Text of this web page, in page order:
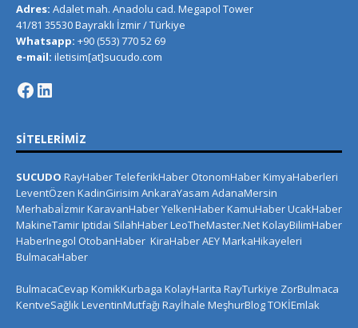
Adres: Adalet mah. Anadolu cad. Megapol Tower
41/81 35530 Bayraklı İzmir / Türkiye
Whatsapp: +90 (553) 770 52 69
e-mail: iletisim[at]sucudo.com
SITELERIMIZ
SUCUDO RayHaberTeleferikHaber OtonomHaberKimyaHaberleri
LeventÖzen KadinGirisim AnkaraYasam AdanaMersin
MerhabaİzmirKaravanHaberYelkenHaberKamuHaberUcakHaber
MakineTamirIptidai SilahHaberLeoTheMaster.NetKolayBilimHaber
HaberInegol OtobanHaber KiraHaberAEYMarkaHikayeleri
BulmacaHaber
BulmacaCevap KomikKurbaga KolayHarita RayTurkiye ZorBulmaca
KentveSağlıkLeventinMutfağı Rayİhale MeşhurBlogTOKİEmlak